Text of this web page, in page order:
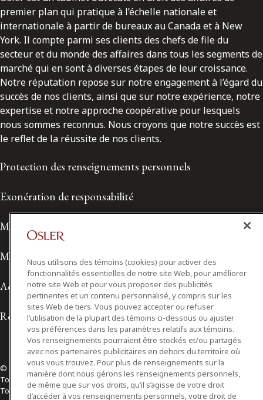
premier plan qui pratique à l’échelle nationale et
internationale à partir de bureaux au Canada et à New
York. Il compte parmi ses clients des chefs de file du
secteur et du monde des affaires dans tous les segments de
marché qui en sont à diverses étapes de leur croissance.
Notre réputation repose sur notre engagement à l’égard du
succès de nos clients, ainsi que sur notre expérience, notre
expertise et notre approche coopérative pour lesquels
nous sommes reconnus. Nous croyons que notre succès est
le reflet de la réussite de nos clients.
Protection des renseignements personnels
Exonération de responsabilité
Modalités de prestation de services
Modalités d'utilisation
Accessibilité
Relations avec les médias
© 2026 Osler, Hoskin & Harcourt S.E.N.C.R.L./s.r.l.
Tous droits réservés
Toronto | Montréal | Calgary | Vancouver | Ottawa | New York
Nous utilisons des témoins (cookies) pour activer des
fonctionnalités essentielles de notre site Web, pour améliorer
notre site Web et pour vous proposer des publicités
pertinentes et un contenu personnalisé, y compris sur les
sites Web de tiers. Vous pouvez accepter ou refuser
l’utilisation de la plupart des témoins ci-dessous ou ajuster
vos préférences dans les paramètres relatifs aux témoins.
Vos renseignements pourraient être stockés et/ou partagés
avec nos partenaires publicitaires en dehors du territoire où
vous vous trouvez. Pour plus de renseignements sur la
manière dont nous gérons les renseignements personnels,
de même que sur vos droits, qu’il s’agisse de votre droit
d’accéder à vos renseignements personnels, votre droit de